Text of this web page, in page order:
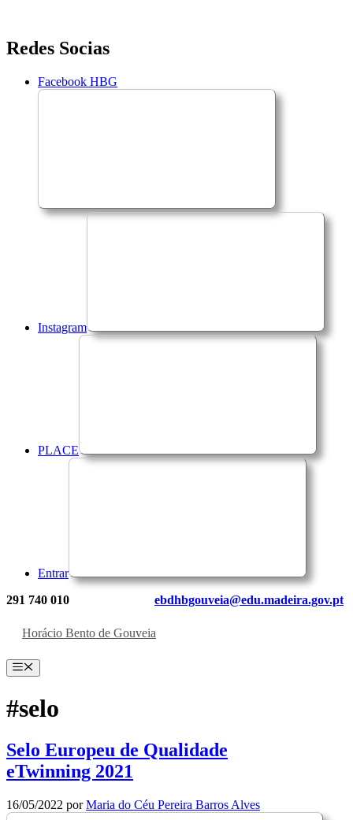
Saltar
para
conteúdo
Redes Socias
Facebook HBG
Instagram
PLACE
Entrar
291 740 010 ebdhbgouveia@edu.madeira.gov.pt
Horácio Bento de Gouveia
Menu
#selo
Selo Europeu de Qualidade
eTwinning 2021
16/05/2022 porMaria do Céu Pereira Barros Alves